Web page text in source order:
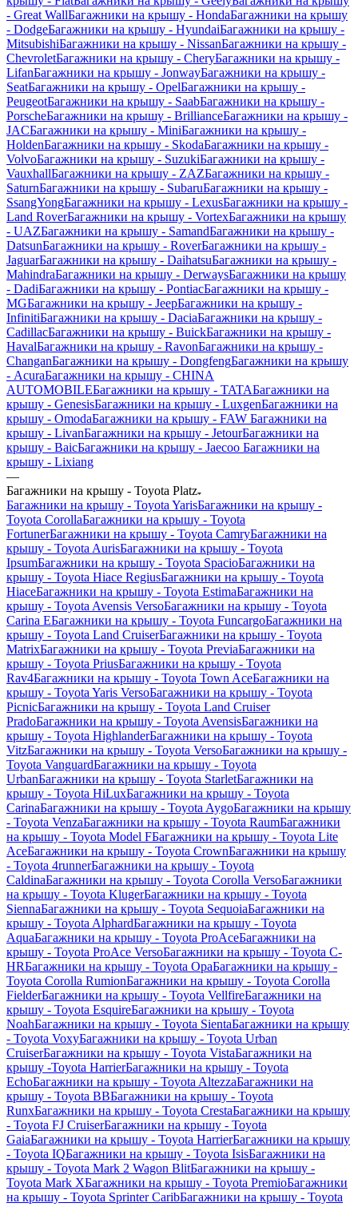
- Great WallБагажники на крышу - HondaБагажники на крышу
- DodgeБагажники на крышу - HyundaiБагажники на крышу -
MitsubishiБагажники на крышу - NissanБагажники на крышу -
ChevroletБагажники на крышу - CheryБагажники на крышу -
LifanБагажники на крышу - JonwayБагажники на крышу -
SeatБагажники на крышу - OpelБагажники на крышу -
PeugeotБагажники на крышу - SaabБагажники на крышу -
PorscheБагажники на крышу - BrillianceБагажники на крышу -
JACБагажники на крышу - MiniБагажники на крышу -
HoldenБагажники на крышу - SkodaБагажники на крышу -
VolvoБагажники на крышу - SuzukiБагажники на крышу -
VauxhallБагажники на крышу - ZAZБагажники на крышу -
SaturnБагажники на крышу - SubaruБагажники на крышу -
SsangYongБагажники на крышу - LexusБагажники на крышу -
Land RoverБагажники на крышу - VortexБагажники на крышу
- UAZБагажники на крышу - SamandБагажники на крышу -
DatsunБагажники на крышу - RoverБагажники на крышу -
JaguarБагажники на крышу - DaihatsuБагажники на крышу -
MahindraБагажники на крышу - DerwaysБагажники на крышу
- DadiБагажники на крышу - PontiacБагажники на крышу -
MGБагажники на крышу - JeepБагажники на крышу -
InfinitiБагажники на крышу - DaciaБагажники на крышу -
CadillacБагажники на крышу - BuickБагажники на крышу -
HavalБагажники на крышу - RavonБагажники на крышу -
ChanganБагажники на крышу - DongfengБагажники на крышу
- AcuraБагажники на крышу - CHINA
AUTOMOBILEБагажники на крышу - TATAБагажники на
крышу - GenesisБагажники на крышу - LuxgenБагажники на
крышу - OmodaБагажники на крышу - FAW Багажники на
крышу - LivanБагажники на крышу - JetourБагажники на
крышу - BaicБагажники на крышу - Jaecoo Багажники на
крышу - Lixiang
—
Багажники на крышу - Toyota Platz
Багажники на крышу - Toyota YarisБагажники на крышу -
Toyota CorollaБагажники на крышу - Toyota
FortunerБагажники на крышу - Toyota CamryБагажники на
крышу - Toyota AurisБагажники на крышу - Toyota
IpsumБагажники на крышу - Toyota SpacioБагажники на
крышу - Toyota Hiace RegiusБагажники на крышу - Toyota
HiaceБагажники на крышу - Toyota EstimaБагажники на
крышу - Toyota Avensis VersoБагажники на крышу - Toyota
Carina EБагажники на крышу - Toyota FuncargoБагажники на
крышу - Toyota Land CruiserБагажники на крышу - Toyota
MatrixБагажники на крышу - Toyota PreviaБагажники на
крышу - Toyota PriusБагажники на крышу - Toyota
Rav4Багажники на крышу - Toyota Town AceБагажники на
крышу - Toyota Yaris VersoБагажники на крышу - Toyota
PicnicБагажники на крышу - Toyota Land Cruiser
PradoБагажники на крышу - Toyota AvensisБагажники на
крышу - Toyota HighlanderБагажники на крышу - Toyota
VitzБагажники на крышу - Toyota VersoБагажники на крышу -
Toyota VanguardБагажники на крышу - Toyota
UrbanБагажники на крышу - Toyota StarletБагажники на
крышу - Toyota HiLuxБагажники на крышу - Toyota
CarinaБагажники на крышу - Toyota AygoБагажники на крышу
- Toyota VenzaБагажники на крышу - Toyota RaumБагажники
на крышу - Toyota Model FБагажники на крышу - Toyota Lite
AceБагажники на крышу - Toyota CrownБагажники на крышу
- Toyota 4runnerБагажники на крышу - Toyota
CaldinaБагажники на крышу - Toyota Corolla VersoБагажники
на крышу - Toyota KlugerБагажники на крышу - Toyota
SiennaБагажники на крышу - Toyota SequoiaБагажники на
крышу - Toyota AlphardБагажники на крышу - Toyota
AquaБагажники на крышу - Toyota ProAceБагажники на
крышу - Toyota ProAce VersoБагажники на крышу - Toyota C-
HRБагажники на крышу - Toyota OpaБагажники на крышу -
Toyota Corolla RumionБагажники на крышу - Toyota Corolla
FielderБагажники на крышу - Toyota VellfireБагажники на
крышу - Toyota EsquireБагажники на крышу - Toyota
NoahБагажники на крышу - Toyota SientaБагажники на крышу
- Toyota VoxyБагажники на крышу - Toyota Urban
CruiserБагажники на крышу - Toyota VistaБагажники на
крышу -Toyota HarrierБагажники на крышу - Toyota
EchoБагажники на крышу - Toyota AltezzaБагажники на
крышу - Toyota BBБагажники на крышу - Toyota
RunxБагажники на крышу - Toyota CrestaБагажники на крышу
- Toyota FJ CruiserБагажники на крышу - Toyota
GaiaБагажники на крышу - Toyota HarrierБагажники на крышу
- Toyota IQБагажники на крышу - Toyota IsisБагажники на
крышу - Toyota Mark 2 Wagon BlitБагажники на крышу -
Toyota Mark XБагажники на крышу - Toyota PremioБагажники
на крышу - Toyota Sprinter CaribБагажники на крышу - Toyota